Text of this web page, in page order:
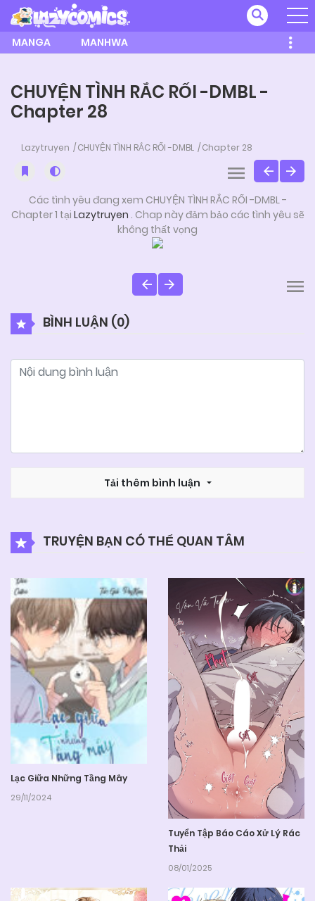
MANGA MANHWA
CHUYỆN TÌNH RẮC RỐI -DMBL -
Chapter 28
Lazytruyen CHUYỆN TÌNH RẮC RỐI -DMBL Chapter 28
Các tình yêu đang xem CHUYỆN TÌNH RẮC RỐI -DMBL -
Chapter 1 tại Lazytruyen . Chap này đảm bảo các tình yêu sẽ
không thất vọng
BÌNH LUẬN (0)
Tải thêm bình luận
TRUYỆN BẠN CÓ THỂ QUAN TÂM
Lạc Giữa Những Tầng Mây
29/11/2024
Tuyển Tập Báo Cáo Xử Lý Rác
Thải
08/01/2025